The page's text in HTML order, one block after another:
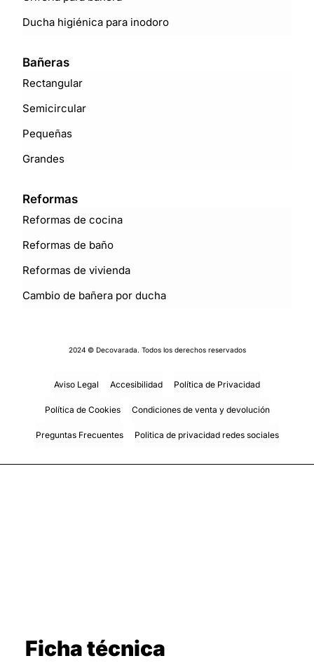
Ducha higiénica para inodoro
Bañeras
Rectangular
Semicircular
Pequeñas
Grandes
Reformas
Reformas de cocina
Reformas de baño
Reformas de vivienda
Cambio de bañera por ducha
Aviso Legal Accesibilidad Política de Privacidad
Política de Cookies Condiciones de venta y devolución
Preguntas Frecuentes Politica de privacidad redes sociales
2024 © Decovarada. Todos los derechos reservados
Ficha técnica